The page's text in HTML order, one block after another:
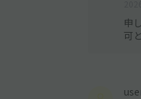
申
可